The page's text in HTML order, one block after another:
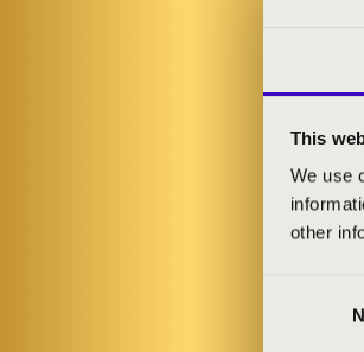
This
We use
other